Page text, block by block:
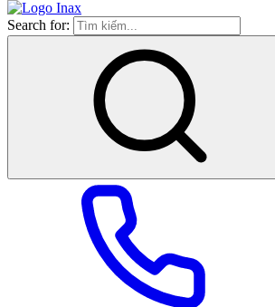
Search for: